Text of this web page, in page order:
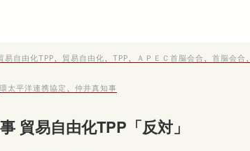
易自由化TPP 貿易自由化 TPP ＡＰＥＣ首脳会合 首脳会合
環太平洋連携協定 、仲井真知事
貿易自由化TPP「反対」